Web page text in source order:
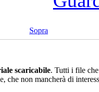
Sopra
scaricabile. Tutti i file
che non mancherà di